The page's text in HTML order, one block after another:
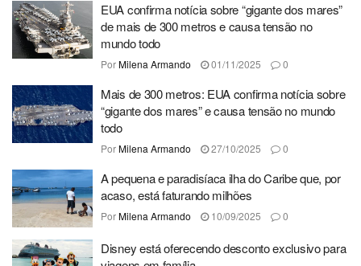
EUA confirma notícia sobre “gigante dos mares”
de mais de 300 metros e causa tensão no
mundo todo
PorMilena Armando 01/11/2025 0
Mais de 300 metros: EUA confirma notícia sobre
“gigante dos mares” e causa tensão no mundo
todo
PorMilena Armando 27/10/2025 0
A pequena e paradisíaca ilha do Caribe que, por
acaso, está faturando milhões
PorMilena Armando 10/09/2025 0
Disney está oferecendo desconto exclusivo para